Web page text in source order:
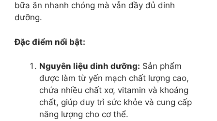
bữa ăn nhanh chóng mà vẫn đầy đủ dinh
dưỡng.
Đặc điểm nổi bật:
Nguyên liệu dinh dưỡng: Sản phẩm
được làm từ yến mạch chất lượng cao,
chứa nhiều chất xơ, vitamin và khoáng
chất, giúp duy trì sức khỏe và cung cấp
năng lượng cho cơ thể.